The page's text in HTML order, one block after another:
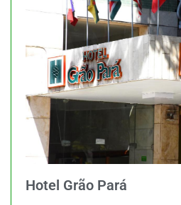
Hotel Grão Pará